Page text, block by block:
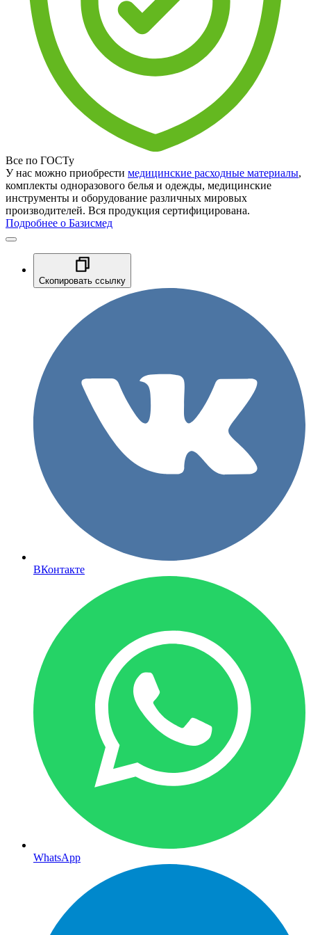
Все по ГОСТу
У нас можно приобрести медицинские расходные материалы,
комплекты одноразового белья и одежды, медицинские
инструменты и оборудование различных мировых
производителей. Вся продукция сертифицирована.
Подробнее о Базисмед
Скопировать ссылку
ВКонтакте
WhatsApp